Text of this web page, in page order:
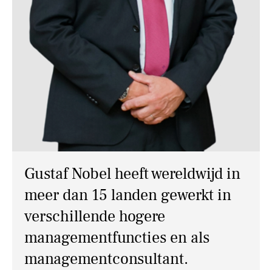
Gustaf Nobel heeft wereldwijd in
meer dan 15 landen gewerkt in
verschillende hogere
managementfuncties en als
managementconsultant.
CONTACT